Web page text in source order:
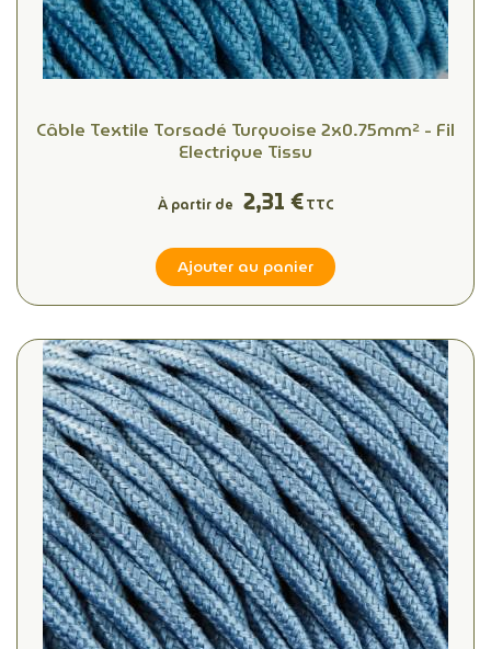
Câble Textile Torsadé Turquoise 2x0.75mm² - Fil
Electrique Tissu
À partir de 2,31 €TTC
Ajouter au panier